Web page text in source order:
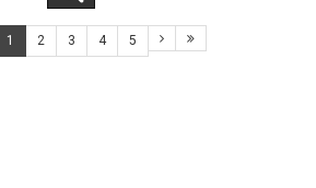
1 2 3 4 5